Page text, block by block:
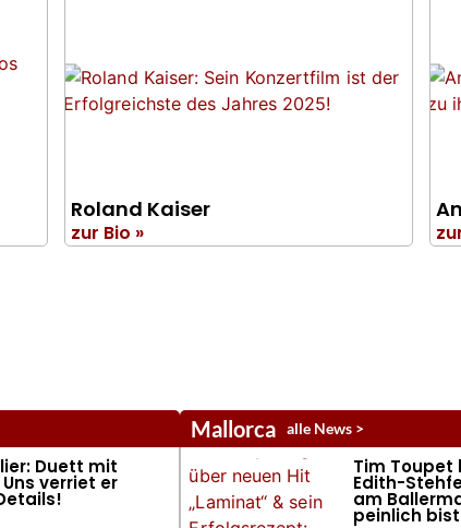
Roland Kaiser
zur Bio »
Duett mit
verriet er
Mallorca alle News >
Tim
Edith-
am
peinlich bist